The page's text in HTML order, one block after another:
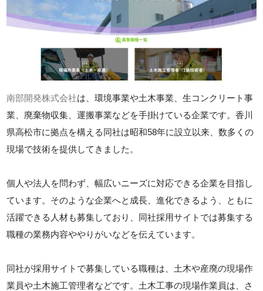
南部開発株式会社は、環境事業や土木事業、生コンクリート事
業、廃棄物収集、運搬事業などを手掛けている企業です。香川
県高松市に拠点を構える同社は昭和58年に設立以来、数多くの
現場で技術を提供してきました。
個人や法人を問わず、幅広いニーズに対応できる企業を目指し
ています。そのような企業へと成長、進化できるよう、ともに
活躍できる人材も募集しており、同社採用サイトでは募集する
職種の業務内容ややりがいなどを伝えています。
同社が採用サイトで募集している職種は、土木や産廃の現場作
業員や土木施工管理者などです。土木工事の現場作業員は、さ